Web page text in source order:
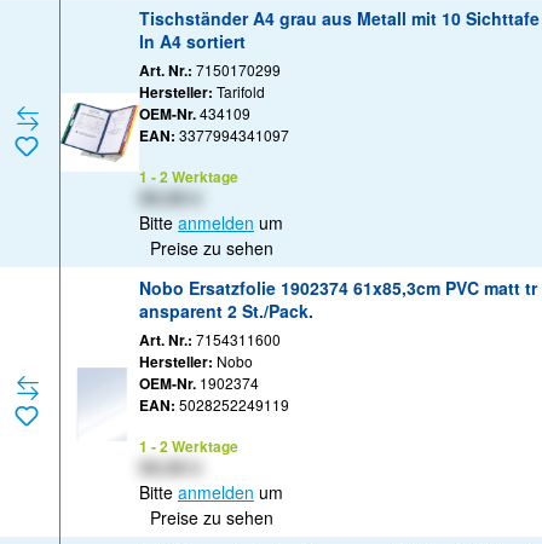
Tischständer A4 grau aus Metall mit 10 Sichttafe
ln A4 sortiert
Art. Nr.: 7150170299
Hersteller: Tarifold
OEM-Nr.434109
EAN: 3377994341097
1 - 2 Werktage
Bitte anmelden um
Preise zu sehen
Nobo Ersatzfolie 1902374 61x85,3cm PVC matt tr
ansparent 2 St./Pack.
Art. Nr.: 7154311600
Hersteller: Nobo
OEM-Nr. 1902374
EAN: 5028252249119
1 - 2 Werktage
Bitte anmelden um
Preise zu sehen